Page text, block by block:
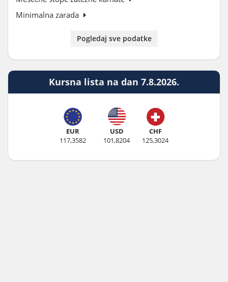
Minimalna zarada
Pogledaj sve podatke
Kursna lista na dan 7.8.2026.
EUR
117,3582
USD
101,8204
CHF
125,3024